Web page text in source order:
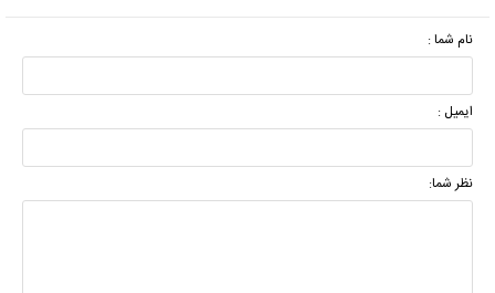
نام شما :
ایمیل :
نظر شما: